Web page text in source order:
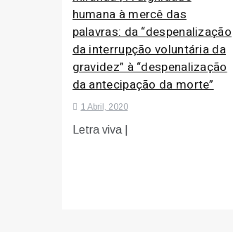
humana à mercê das
palavras: da “despenalização
da interrupção voluntária da
gravidez” à “despenalização
da antecipação da morte”
1 Abril, 2020
Letra viva |